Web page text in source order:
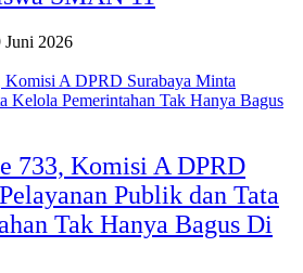
Juni 2026
733, Komisi A DPRD
Publik dan Tata
Tak Hanya Bagus Di